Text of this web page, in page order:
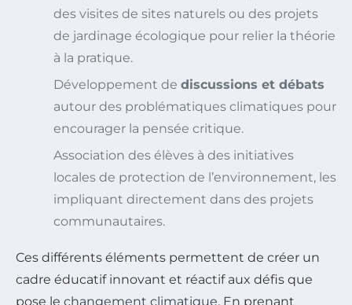
des visites de sites naturels ou des projets
de jardinage écologique pour relier la théorie
à la pratique.
Développement de discussions et débats
autour des problématiques climatiques pour
encourager la pensée critique.
Association des élèves à des initiatives
locales de protection de l’environnement, les
impliquant directement dans des projets
communautaires.
Ces différents éléments permettent de créer un
cadre éducatif innovant et réactif aux défis que
pose le changement climatique. En prenant